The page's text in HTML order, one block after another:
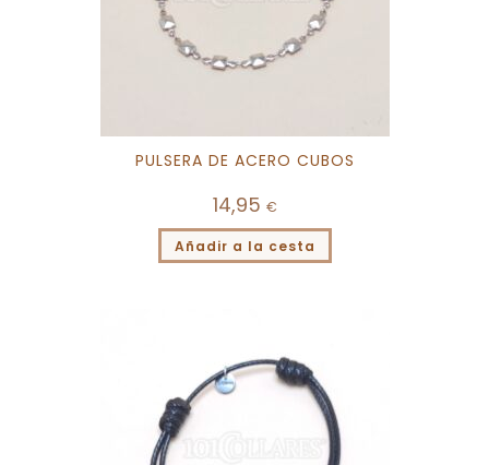
PULSERA DE ACERO CUBOS
14,95 €
Añadir a la cesta